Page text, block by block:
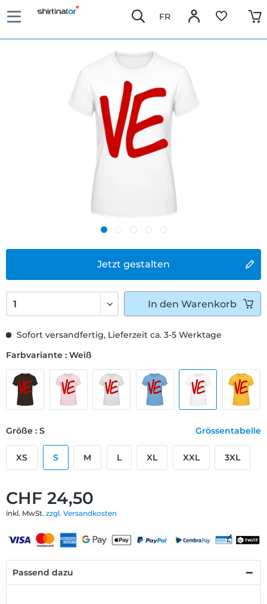
FR
Jetzt gestalten
CHF 24,50
inkl. MwSt. zzgl. Versandkosten
Sofort versandfertig, Lieferzeit ca. 3-5 Werktage
Farbvariante : Weiß
Größe : S Grössentabelle
XS S M L XL XXL 3XL
In den Warenkorb
Passend dazu